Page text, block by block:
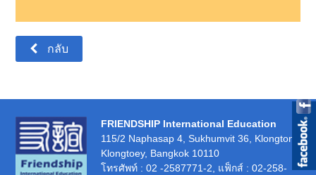
กลับ
FRIENDSHIP International Education
115/2 Naphasap 4, Sukhumvit 36, Klongton,
Klongtoey, Bangkok 10110
โทรศัพท์ : 02 -2587771-2, แฟ็กส์ : 02-258-